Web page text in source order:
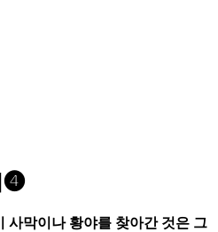
❹
사막이나 황야를 찾아간 것은 그